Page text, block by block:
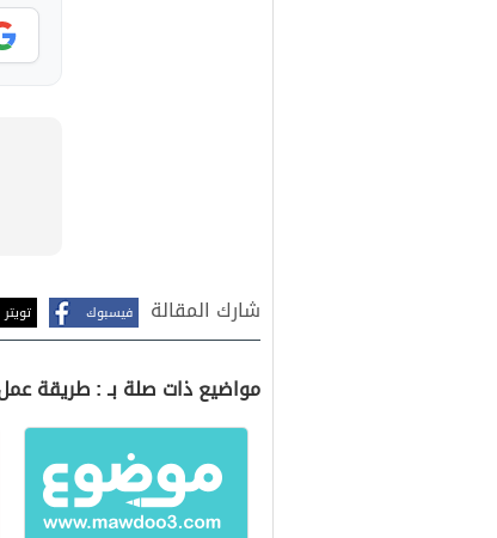
شارك المقالة فيسبوك تويتر
مواضيع ذات صلة بـ : طريقة